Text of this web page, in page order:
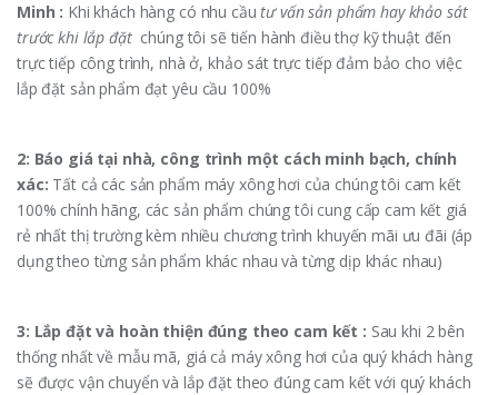
Minh : Khi khách hàng có nhu cầutư vấn sản phẩm hay khảo sát
trước khi lắp đặt chúng tôi sẽ tiến hành điều thợ kỹ thuật đến
trực tiếp công trình, nhà ở, khảo sát trực tiếp đảm bảo cho việc
lắp đặt sản phẩm đạt yêu cầu 100%
2: Báo giá tại nhà, công trình một cách minh bạch, chính
xác: Tất cả các sản phẩm máy xông hơi của chúng tôi cam kết
100% chính hãng, các sản phẩm chúng tôi cung cấp cam kết giá
rẻ nhất thị trường kèm nhiều chương trình khuyến mãi ưu đãi (áp
dụng theo từng sản phẩm khác nhau và từng dịp khác nhau)
3: Lắp đặt và hoàn thiện đúng theo cam kết : Sau khi 2 bên
thống nhất về mẫu mã, giá cả máy xông hơi của quý khách hàng
sẽ được vận chuyển và lắp đặt theo đúng cam kết với quý khách